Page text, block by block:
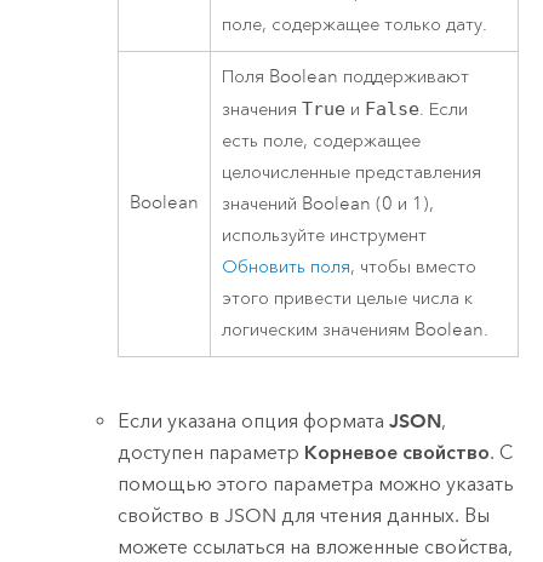
поле, содержащее только дату.
Boolean
Поля Boolean поддерживают
значения True и False. Если
есть поле, содержащее
целочисленные представления
значений Boolean (0 и 1),
используйте инструмент
Обновить поля, чтобы вместо
этого привести целые числа к
логическим значениям Boolean.
Если указана опция форматаJSON,
доступен параметр Корневое свойство. С
помощью этого параметра можно указать
свойство в JSON для чтения данных. Вы
можете ссылаться на вложенные свойства,